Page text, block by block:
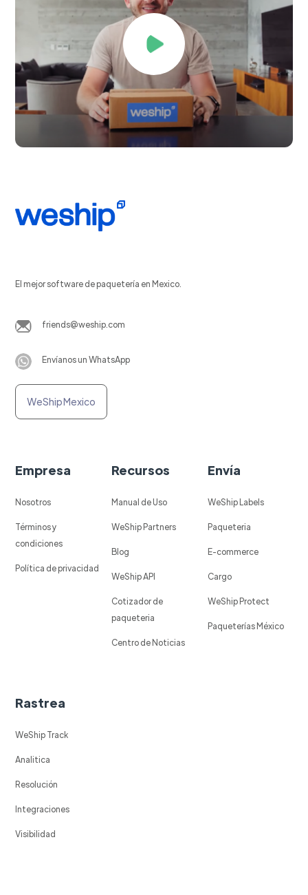
El mejor software de paquetería en Mexico.
friends@weship.com
Envíanos un WhatsApp
WeShip Mexico
Empresa
Nosotros
Términos y
condiciones
Política de privacidad
Recursos
Manual de Uso
WeShip Partners
Blog
WeShip API
Cotizador de
paqueteria
Centro de Noticias
Envía
WeShip Labels
Paqueteria
E-commerce
Cargo
WeShip Protect
Paqueterías México
Rastrea
WeShip Track
Analitica
Resolución
Integraciones
Visibilidad